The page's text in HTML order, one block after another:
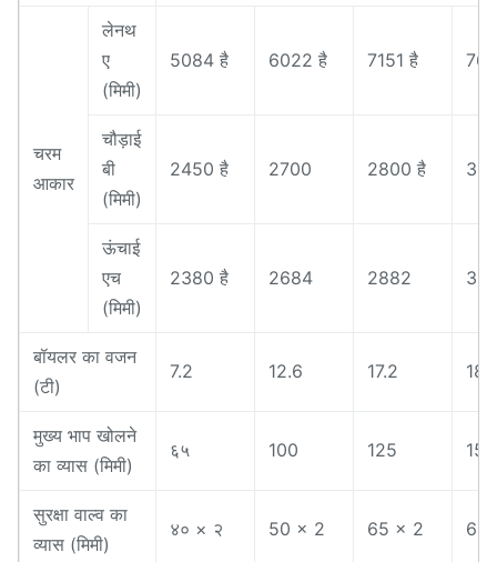
चरम
आकार
लेनथ
ए
(मिमी)
5084 है 6022 है 7151 है
चौड़ाई
बी
(मिमी)
2450 है 2700 2800 है
ऊंचाई
एच
(मिमी)
2380 है 2684 2882
बॉयलर का वजन
(टी)
7.2 12.6 17.2
मुख्य भाप खोलने
का व्यास (मिमी)
६५ 100 125 150
सुरक्षा वाल्व का
व्यास (मिमी)
४० × २ 50 × 2 65 × 2 65